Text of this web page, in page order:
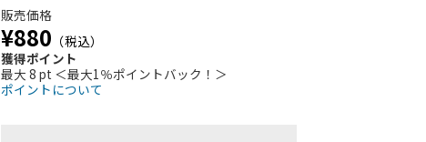
販売価格
¥880 （税込）
獲得ポイント
最大 8 pt ＜最大1％ポイントバック！＞
ポイントについて